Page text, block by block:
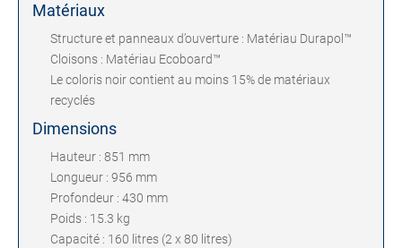
Matériaux
Structure et panneaux d’ouverture : Matériau Durapol™
Cloisons : Matériau Ecoboard™
Le coloris noir contient au moins 15% de matériaux
recyclés
Dimensions
Hauteur : 851 mm
Longueur : 956 mm
Profondeur : 430 mm
Poids : 15.3 kg
Capacité : 160 litres (2 x 80 litres)